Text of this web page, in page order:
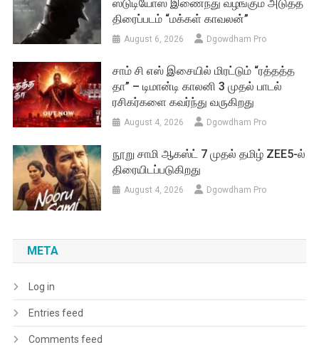
ஸ்டுடியோஸ் இணைந்து வழங்கும் அடுத்த
திரைப்படம் “மக்கள் காவலன்”
August 6, 2026 Dgowdham Pro
சாம் சி எஸ் இசையில் மிரட்டும் “ரத்தத்த
தா” – டிமான்டி காலனி 3 முதல் பாடல்
ரசிகர்களை கவர்ந்து வருகிறது
August 4, 2026 Dgowdham Pro
நூறு சாமி ஆகஸ்ட் 7 முதல் தமிழ் ZEE5-ல்
திரையிடப்படுகிறது
August 4, 2026 Dgowdham Pro
META
Log in
Entries feed
Comments feed